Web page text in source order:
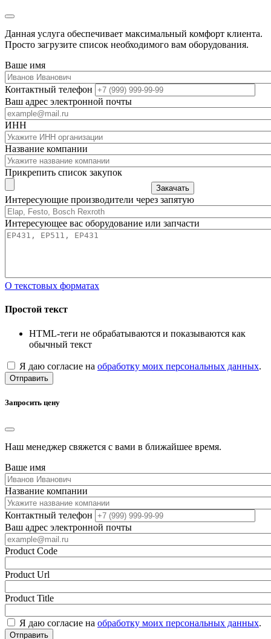
Данная услуга обеспечивает максимальный комфорт клиента.
Просто загрузите список необходимого вам оборудования.
Ваше имя
Контактный телефон
Ваш адрес электронной почты
ИНН
Название компании
Прикрепить список закупок
Закачать
Интересующие производители через запятую
Интересующее вас оборудование или запчасти
О текстовых форматах
Простой текст
HTML-теги не обрабатываются и показываются как
обычный текст
Я даю согласие на обработку моих персональных данных.
Отправить
Запросить цену
Наш менеджер свяжется с вами в ближайшее время.
Ваше имя
Название компании
Контактный телефон
Ваш адрес электронной почты
Product Code
Product Url
Product Title
Я даю согласие на обработку моих персональных данных.
Отправить